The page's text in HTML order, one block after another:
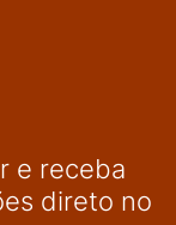
e receba
direto no